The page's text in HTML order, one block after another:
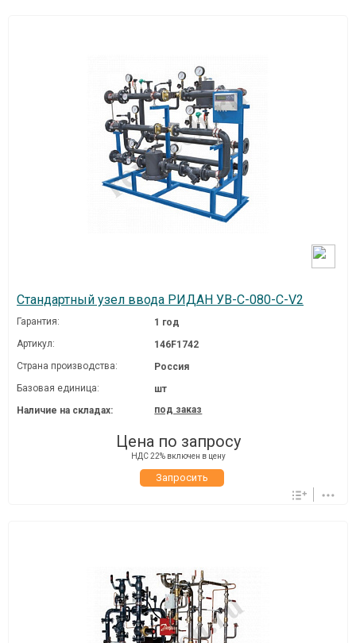
Стандартный узел ввода РИДАН УВ-С-080-C-V2
Гарантия:
1 год
Артикул:
146F1742
Страна производства:
Россия
Базовая единица:
шт
Наличие на складах:
под заказ
Цена по запросу
НДС 22% включен в цену
Запросить